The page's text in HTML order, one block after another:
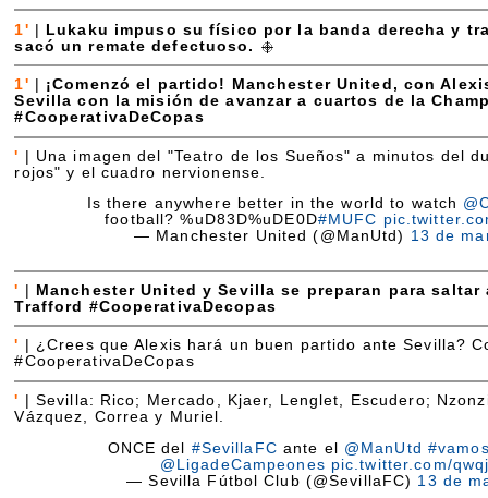
1' | Lukaku impuso su físico por la banda derecha y
sacó un remate defectuoso.
1'
¡Comenzó el partido! Manchester United, con
Sevilla con la misión de avanzar a cuartos de la
#CooperativaDeCopas
' | Una imagen del "Teatro de los Sueños" a minutos del
rojos" y el cuadro nervionense.
Is there anywhere better in the world to watch
football? %uD83D%uDE0D#MUFC
— Manchester United (@ManUtd) 13 de
' | Manchester United y Sevilla se preparan para saltar
Trafford #CooperativaDecopas
'
¿Crees que Alexis hará un buen partido ante Sevilla?
#CooperativaDeCopas
'
Sevilla: Rico; Mercado, Kjaer, Lenglet, Escudero;
Vázquez, Correa y Muriel.
ONCE del #SevillaFC ante el @ManUtd
@LigadeCampeones pic.twitter.com/
— Sevilla Fútbol Club (@SevillaFC) 13 de